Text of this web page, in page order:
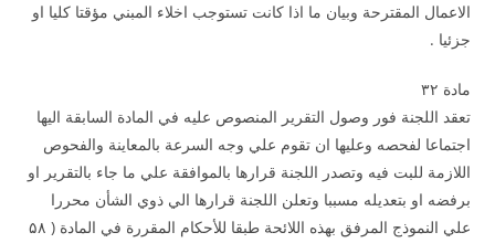
الاعمال المقترحة وبيان ما اذا كانت تستوجب اخلاء المبني مؤقتا كليا او
جزئيا .
مادة ۳۲
تعقد اللجنة فور وصول التقرير المنصوص عليه في المادة السابقة اليها
اجتماعا لفحصه وعليها ان تقوم علي وجه السرعة بالمعاينة والفحوص
اللازمة للبت فيه وتصدر اللجنة قرارها بالموافقة علي ما جاء بالتقرير او
برفضه او بتعديله مسببا وتعلن اللجنة قرارها الي ذوي الشأن محررا
علي النموذج المرفق بهذه اللائحة طبقا للأحكام المقررة في المادة ( ۵۸